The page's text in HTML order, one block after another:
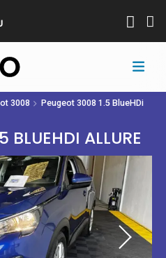
3008
Peugeot 3008 1.5 BlueHDi
BLUEHDI ALLURE